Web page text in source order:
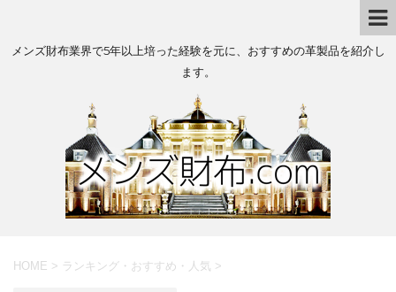
メンズ財布業界で5年以上培った経験を元に、おすすめの革製品を紹介し
ます。
HOME > ランキング・おすすめ・人気 >